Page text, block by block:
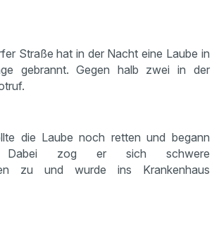
Straße hat in der Nacht eine Laube in
gebrannt. Gegen halb zwei in der
die Laube noch retten und begann
Dabei zog er sich schwere
zu und wurde ins Krankenhaus